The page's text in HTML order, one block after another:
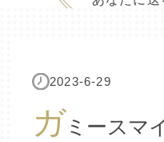
2023-6-29
ガミースマ